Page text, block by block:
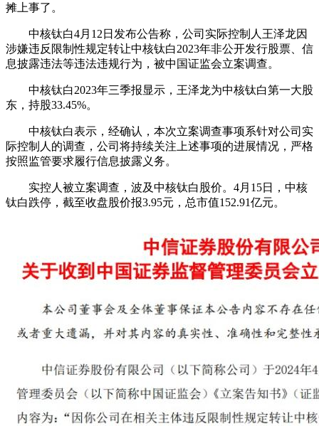
摊上事了。
中核钛白4月12日发布公告称，公司实际控制人王泽龙因
涉嫌违反限制性规定转让中核钛白2023年非公开发行股票、信
息披露违法等违法违规行为，被中国证监会立案调查。
中核钛白2023年三季报显示，王泽龙为中核钛白第一大股
东，持股33.45%。
中核钛白表示，经确认，本次立案调查事项系针对公司实
际控制人的调查，公司将持续关注上述事项的进展情况，严格
按照监管要求履行信息披露义务。
实控人被立案调查，波及中核钛白股价。4月15日，中核
钛白跌停，截至收盘股价报3.95元，总市值152.91亿元。